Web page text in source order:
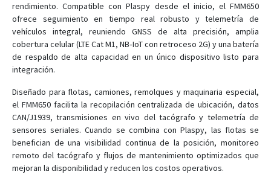
FMB003
FMB010
FMB020
FMB110
FMB122
FMB125
FMB130
FMB140
FMB150
rendimiento. Compatible con Plaspy desde el inicio, el FMM650
ofrece seguimiento en tiempo real robusto y telemetría de
vehículos integral, reuniendo GNSS de alta precisión, amplia
cobertura celular (LTE Cat M1, NB‑IoT con retroceso 2G) y una batería
de respaldo de alta capacidad en un único dispositivo listo para
integración.
Diseñado para flotas, camiones, remolques y maquinaria especial,
el FMM650 facilita la recopilación centralizada de ubicación, datos
CAN/J1939, transmisiones en vivo del tacógrafo y telemetría de
sensores seriales. Cuando se combina con Plaspy, las flotas se
benefician de una visibilidad continua de la posición, monitoreo
remoto del tacógrafo y flujos de mantenimiento optimizados que
mejoran la disponibilidad y reducen los costos operativos.